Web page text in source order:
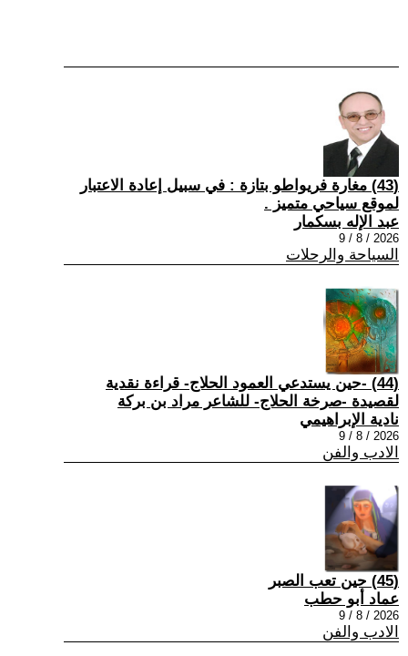
(43) مغارة فريواطو بتازة : في سبيل إعادة الاعتبار
لموقع سياحي متميز .
عبد الإله بسكمار
2026 / 8 / 9
السياحة والرحلات
(44) -حين يستدعي العمود الحلاج- قراءة نقدية
لقصيدة -صرخة الحلاج- للشاعر مراد بن بركة
نادية الإبراهيمي
2026 / 8 / 9
الادب والفن
(45) حين تعب الصبر
عماد أبو حطب
2026 / 8 / 9
الادب والفن